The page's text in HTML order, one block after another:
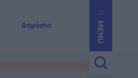
MENU
Δημόσιο